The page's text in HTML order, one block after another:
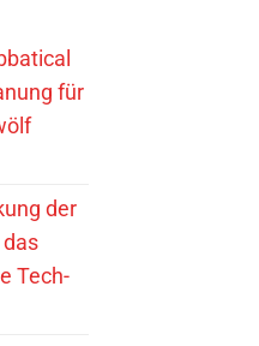
für
der
das
Tech-